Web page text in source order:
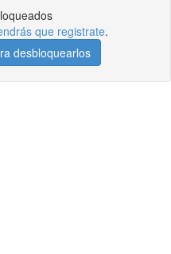
que registrate.
desbloquearlos